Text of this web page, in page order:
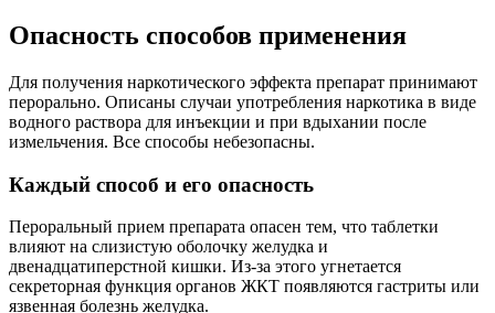
Опасность способов применения
Для получения наркотического эффекта препарат принимают
перорально. Описаны случаи употребления наркотика в виде
водного раствора для инъекции и при вдыхании после
измельчения. Все способы небезопасны.
Каждый способ и его опасность
Пероральный прием препарата опасен тем, что таблетки
влияют на слизистую оболочку желудка и
двенадцатиперстной кишки. Из-за этого угнетается
секреторная функция органов ЖКТ появляются гастриты или
язвенная болезнь желудка.